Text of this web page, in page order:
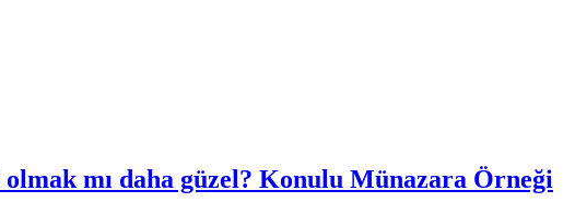
mı daha güzel? Konulu Münazara Örneği